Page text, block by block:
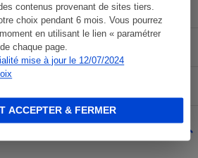
contenus provenant de sites tiers.
choix pendant 6 mois. Vous pourrez
en utilisant le lien « paramétrer
chaque page.
mise à jour le 12/07/2024
ACCEPTER & FERMER
assiette 37,8 cm